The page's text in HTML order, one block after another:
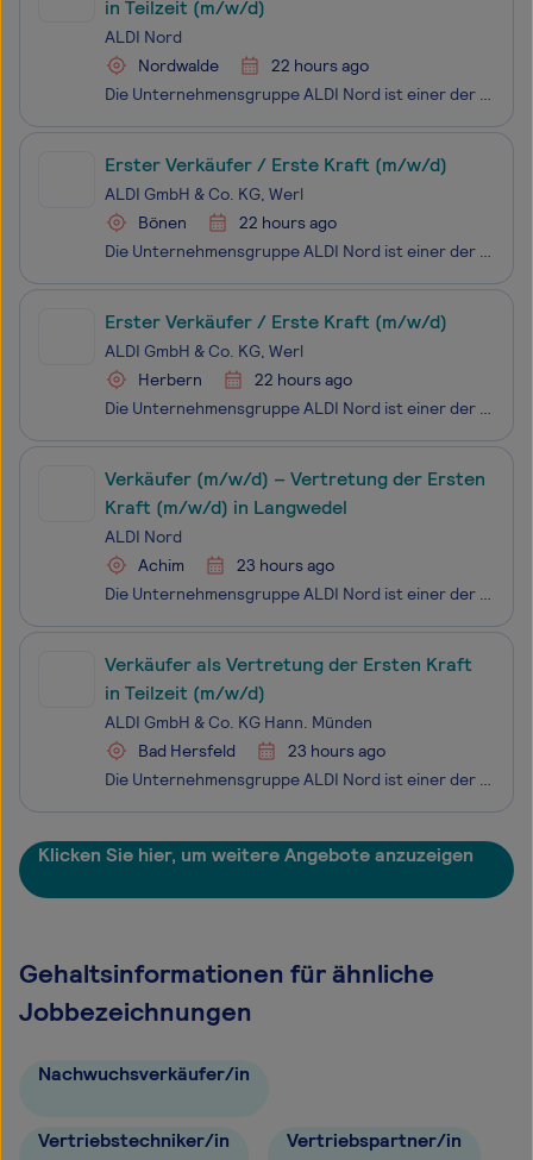
in Teilzeit (m/w/d)
ALDI Nord
Nordwalde
22 hours ago
Die Unternehmensgruppe ALDI Nord ist einer der führenden Lebensmitteleinzelhändler. Mit einer Tradition von über 110 Jahren steht ALDI für die Erfindung des Discount-Prinzips. Unsere Mission ist es, Menschen überall und jederzeit mit dem zu versorgen, was sie für ihr tägliches Leben brauchen: qualit
Erster Verkäufer / Erste Kraft (m/w/d)
ALDI GmbH & Co. KG, Werl
Bönen
22 hours ago
Die Unternehmensgruppe ALDI Nord ist einer der führenden Lebensmitteleinzelhändler. Mit einer Tradition von über 110 Jahren steht ALDI für die Erfindung des Discount-Prinzips. Unsere Mission ist es, Menschen überall und jederzeit mit dem zu versorgen, was sie für ihr tägliches Leben brauchen: qualit
Erster Verkäufer / Erste Kraft (m/w/d)
ALDI GmbH & Co. KG, Werl
Herbern
22 hours ago
Die Unternehmensgruppe ALDI Nord ist einer der führenden Lebensmitteleinzelhändler. Mit einer Tradition von über 110 Jahren steht ALDI für die Erfindung des Discount-Prinzips. Unsere Mission ist es, Menschen überall und jederzeit mit dem zu versorgen, was sie für ihr tägliches Leben brauchen: qualit
Verkäufer (m/w/d) – Vertretung der Ersten
Kraft (m/w/d) in Langwedel
ALDI Nord
Achim
23 hours ago
Die Unternehmensgruppe ALDI Nord ist einer der führenden Lebensmitteleinzelhändler. Mit einer Tradition von über 110 Jahren steht ALDI für die Erfindung des Discount-Prinzips. Unsere Mission ist es, Menschen überall und jederzeit mit dem zu versorgen, was sie für ihr tägliches Leben brauchen: qualit
Verkäufer als Vertretung der Ersten Kraft
in Teilzeit (m/w/d)
ALDI GmbH & Co. KG Hann. Münden
Bad Hersfeld
23 hours ago
Die Unternehmensgruppe ALDI Nord ist einer der führenden Lebensmitteleinzelhändler. Mit einer Tradition von über 110 Jahren steht ALDI für die Erfindung des Discount-Prinzips. Unsere Mission ist es, Menschen überall und jederzeit mit dem zu versorgen, was sie für ihr tägliches Leben brauchen: qualit
Klicken Sie hier, um weitere Angebote anzuzeigen
Gehaltsinformationen für ähnliche
Jobbezeichnungen
Nachwuchsverkäufer/in
Vertriebstechniker/in Vertriebspartner/in